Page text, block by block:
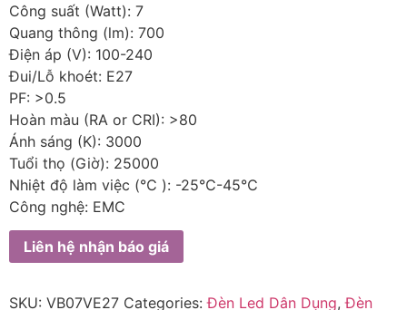
Công suất (Watt): 7
Quang thông (lm): 700
Điện áp (V): 100-240
Đui/Lỗ khoét: E27
PF: >0.5
Hoàn màu (RA or CRI): >80
Ánh sáng (K): 3000
Tuổi thọ (Giờ): 25000
Nhiệt độ làm việc (℃ ): -25℃-45℃
Công nghệ: EMC
Liên hệ nhận báo giá
SKU: VB07VE27 Categories:Đèn Led Dân Dụng,Đèn